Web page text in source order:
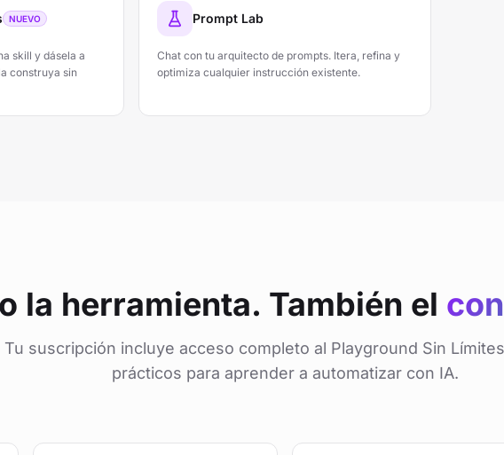
NUEVO
skill y dásela a
construya sin
Prompt Lab
Chat con tu arquitecto de prompts. Itera, refina y
optimiza cualquier instrucción existente.
la herramienta. También el
Tu suscripción incluye acceso completo al Playground Sin
prácticos para aprender a automatizar con IA.